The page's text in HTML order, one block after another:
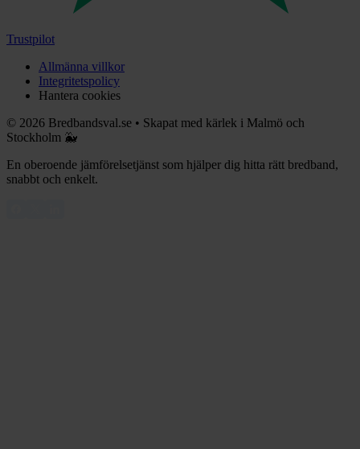
Trustpilot
Allmänna villkor
Integritetspolicy
Hantera cookies
© 2026 Bredbandsval.se • Skapat med kärlek i Malmö och
Stockholm 🐳
En oberoende jämförelsetjänst som hjälper dig hitta rätt bredband,
snabbt och enkelt.